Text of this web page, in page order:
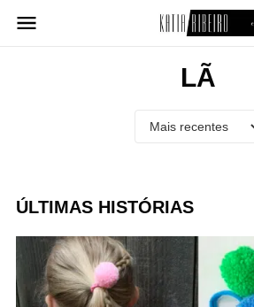
para
LÃ
ÚLTIMAS HISTÓRIAS